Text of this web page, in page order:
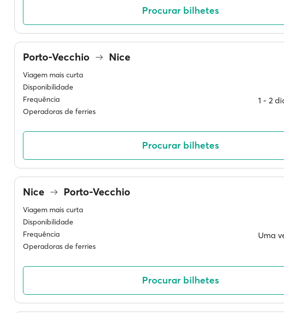
Procurar bilhetes
Porto-Vecchio Nice
Viagem mais curta
Disponibilidade
Frequência 1 ‐ 2
Operadoras de ferries
Procurar bilhetes
Nice Porto-Vecchio
Viagem mais curta
Disponibilidade
Frequência Uma
Operadoras de ferries
Procurar bilhetes